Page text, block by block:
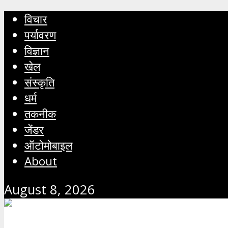
विचार
पर्यावरण
विज्ञान
खेल
संस्कृति
धर्म
तकनीक
जेंडर
ऑटोमोबाइल
About
August 8, 2026